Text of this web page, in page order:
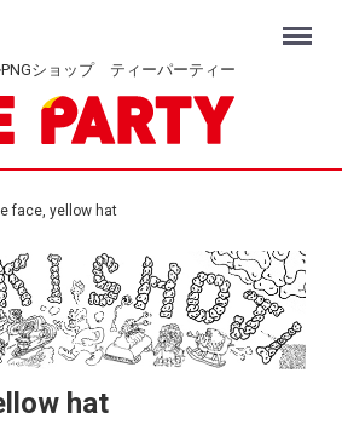
ショップ ティーパーティー
Menu
face, yellow hat
hat